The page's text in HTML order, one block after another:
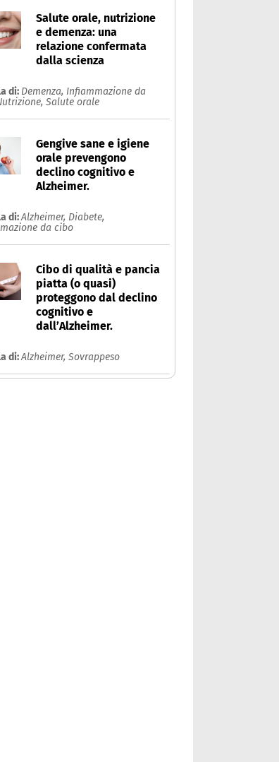
Salute orale, nutrizione
e demenza: una
relazione confermata
dalla scienza
di: Demenza, Infiammazione da
Salute orale
Gengive sane e igiene
orale prevengono
declino cognitivo e
Alzheimer.
di:Alzheimer, Diabete,
da cibo
Cibo di qualità e pancia
piatta (o quasi)
proteggono dal declino
cognitivo e
dall’Alzheimer.
di:Alzheimer, Sovrappeso